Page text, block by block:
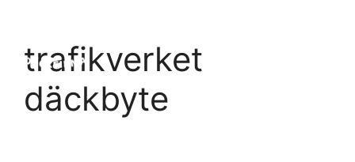
innehålltrafikverket
däckbyte